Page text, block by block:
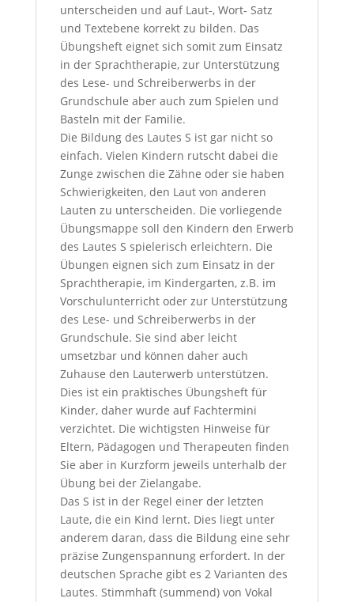
unterscheiden und auf Laut-, Wort- Satz
und Textebene korrekt zu bilden. Das
Übungsheft eignet sich somit zum Einsatz
in der Sprachtherapie, zur Unterstützung
des Lese- und Schreiberwerbs in der
Grundschule aber auch zum Spielen und
Basteln mit der Familie.
Die Bildung des Lautes S ist gar nicht so
einfach. Vielen Kindern rutscht dabei die
Zunge zwischen die Zähne oder sie haben
Schwierigkeiten, den Laut von anderen
Lauten zu unterscheiden. Die vorliegende
Übungsmappe soll den Kindern den Erwerb
des Lautes S spielerisch erleichtern. Die
Übungen eignen sich zum Einsatz in der
Sprachtherapie, im Kindergarten, z.B. im
Vorschulunterricht oder zur Unterstützung
des Lese- und Schreiberwerbs in der
Grundschule. Sie sind aber leicht
umsetzbar und können daher auch
Zuhause den Lauterwerb unterstützen.
Dies ist ein praktisches Übungsheft für
Kinder, daher wurde auf Fachtermini
verzichtet. Die wichtigsten Hinweise für
Eltern, Pädagogen und Therapeuten finden
Sie aber in Kurzform jeweils unterhalb der
Übung bei der Zielangabe.
Das S ist in der Regel einer der letzten
Laute, die ein Kind lernt. Dies liegt unter
anderem daran, dass die Bildung eine sehr
präzise Zungenspannung erfordert. In der
deutschen Sprache gibt es 2 Varianten des
Lautes. Stimmhaft (summend) von Vokal